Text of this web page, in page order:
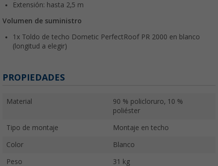
Extensión: hasta 2,5 m
Volumen de suministro
1x Toldo de techo Dometic PerfectRoof PR 2000 en blanco
(longitud a elegir)
PROPIEDADES
Material
90 % policloruro, 10 %
poliéster
Tipo de montaje Montaje en techo
Color Blanco
Peso 31 kg